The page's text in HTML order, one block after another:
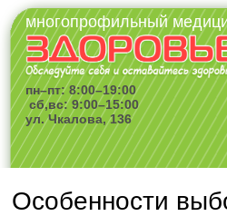
многопрофильный
пн–пт: 8:00–19:00
сб,вс: 9:00–15:00
ул. Чкалова, 136
Особенности